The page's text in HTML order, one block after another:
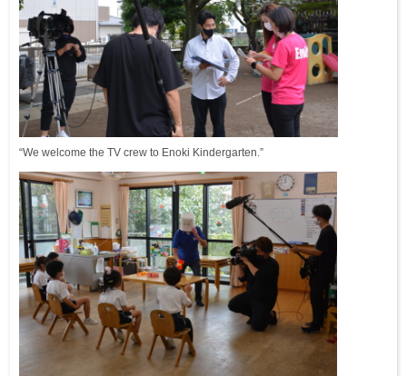
“We welcome the TV crew to Enoki Kindergarten.”